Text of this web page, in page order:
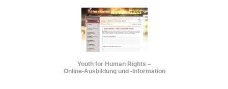
Youth for Human Rights –
Online-Ausbildung und -Information